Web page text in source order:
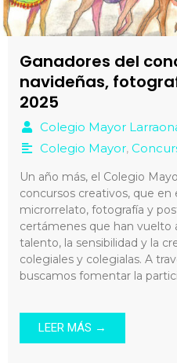
Ganadores del
navideñas,
2025
Colegio Mayor
Colegio Mayor,
Un año más, el Colegio
concursos creativos, que en
microrrelato, fotografía y
certámenes que han vuelto
talento, la sensibilidad y la
colegiales y colegialas. A
buscamos fomentar la
LEER MÁS →